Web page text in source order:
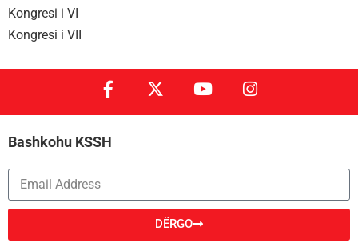
Kongresi i VI
Kongresi i VII
Bashkohu KSSH
DËRGO